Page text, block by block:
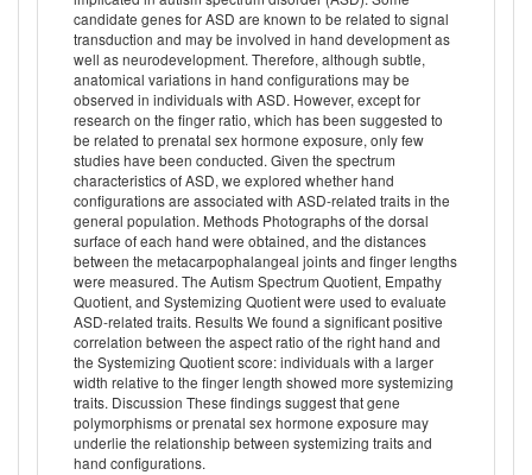
candidate genes for ASD are known to be related to signal
transduction and may be involved in hand development as
well as neurodevelopment. Therefore, although subtle,
anatomical variations in hand configurations may be
observed in individuals with ASD. However, except for
research on the finger ratio, which has been suggested to
be related to prenatal sex hormone exposure, only few
studies have been conducted. Given the spectrum
characteristics of ASD, we explored whether hand
configurations are associated with ASD-related traits in the
general population. Methods Photographs of the dorsal
surface of each hand were obtained, and the distances
between the metacarpophalangeal joints and finger lengths
were measured. The Autism Spectrum Quotient, Empathy
Quotient, and Systemizing Quotient were used to evaluate
ASD-related traits. Results We found a significant positive
correlation between the aspect ratio of the right hand and
the Systemizing Quotient score: individuals with a larger
width relative to the finger length showed more systemizing
traits. Discussion These findings suggest that gene
polymorphisms or prenatal sex hormone exposure may
underlie the relationship between systemizing traits and
hand configurations.